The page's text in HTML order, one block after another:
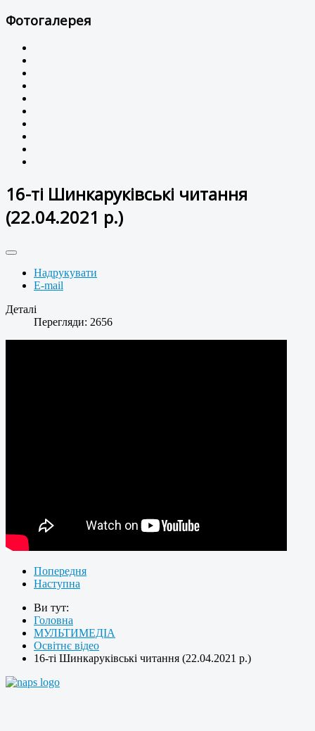
Фотогалерея
16-ті Шинкаруківські читання
(22.04.2021 р.)
Надрукувати
E-mail
Деталі
Перегляди: 2656
Попередня
Наступна
Ви тут:
Головна
МУЛЬТИМЕДІА
Освітнє відео
16-ті Шинкаруківські читання (22.04.2021 р.)